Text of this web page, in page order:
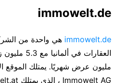
immowelt.de
immowelt.de هي واحدة من